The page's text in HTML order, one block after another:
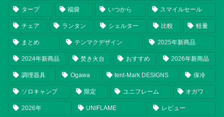
タープ 福袋 いつから スマイルセール
チェア ランタン シェルター 比較 軽量
まとめ テンマクデザイン 2025年新商品
2024年新商品 焚き火台 おすすめ 2026年新商品
調理器具 Ogawa tent-Mark DESIGNS 保冷
ソロキャンプ 限定 ユニフレーム オガワ
2026年 UNIFLAME レビュー